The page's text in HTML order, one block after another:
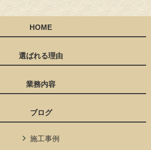
HOME
選ばれる理由
業務内容
ブログ
施工事例